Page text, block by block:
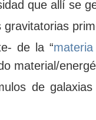
que allí se
de la “
material/
de